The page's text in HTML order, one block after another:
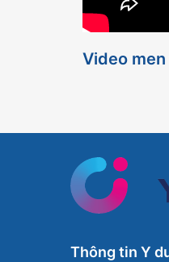
Video
Thông tin Y